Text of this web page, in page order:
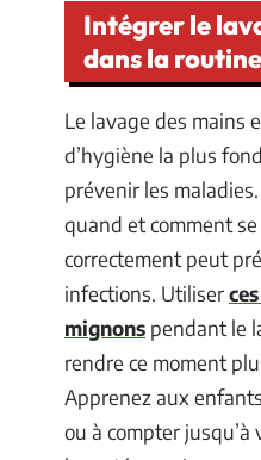
Intégrer le
dans la routine
Le lavage des mains
d’hygiène la plus
prévenir les
quand et comment
correctement peut
infections. Utiliser
mignons pendant le
rendre ce moment
Apprenez aux
ou à compter